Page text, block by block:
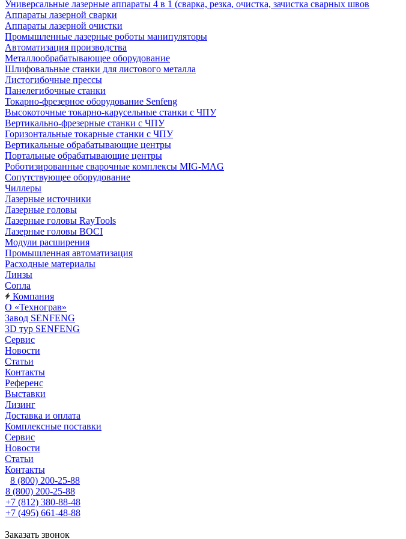
Универсальные лазерные аппараты 4 в 1 (сварка, резка, очистка, зачистка сварных швов
Аппараты лазерной сварки
Аппараты лазерной очистки
Промышленные лазерные роботы манипуляторы
Автоматизация производства
Металлообрабатывающее оборудование
Шлифовальные станки для листового металла
Листогибочные прессы
Панелегибочные станки
Токарно-фрезерное оборудование Senfeng
Высокоточные токарно-карусельные станки с ЧПУ
Вертикально-фрезерные станки с ЧПУ
Горизонтальные токарные станки с ЧПУ
Вертикальные обрабатывающие центры
Портальные обрабатывающие центры
Роботизированные сварочные комплексы MIG-MAG
Сопутствующее оборудование
Чиллеры
Лазерные источники
Лазерные головы
Лазерные головы RayTools
Лазерные головы BOCI
Модули расширения
Промышленная автоматизация
Расходные материалы
Линзы
Сопла
Компания
О «Технограв»
Завод SENFENG
3D тур SENFENG
Сервис
Новости
Статьи
Контакты
Референс
Выставки
Лизинг
Доставка и оплата
Комплексные поставки
Сервис
Новости
Статьи
Контакты
8 (800) 200-25-88
8 (800) 200-25-88
+7 (812) 380-88-48
+7 (495) 661-48-88
Заказать звонок